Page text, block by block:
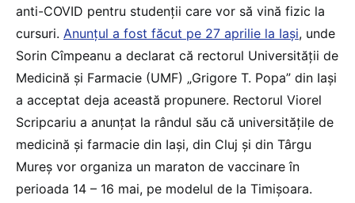
anti-COVID pentru studenții care vor să vină fizic la
cursuri. Anunțul a fost făcut pe 27 aprilie la Iași, unde
Sorin Cîmpeanu a declarat că rectorul Universității de
Medicină și Farmacie (UMF) „Grigore T. Popa” din Iași
a acceptat deja această propunere. Rectorul Viorel
Scripcariu a anunțat la rândul său că universitățile de
medicină și farmacie din Iași, din Cluj și din Târgu
Mureș vor organiza un maraton de vaccinare în
perioada 14 – 16 mai, pe modelul de la Timișoara.